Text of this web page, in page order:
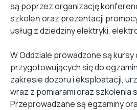
są poprzez organizację
szkoleń oraz prezentacji
usług z dziedziny elektryki,
W Oddziale prowadzone są kursy
przygotowujących się do
zakresie dozoru i eksploatacji,
wraz z pomiarami oraz szkolenia
Przeprowadzane są egzaminy